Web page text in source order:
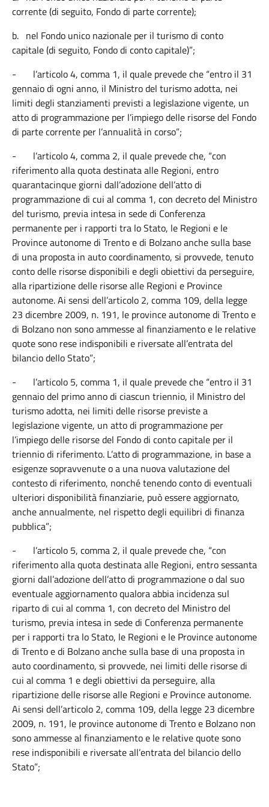
corrente (di seguito, Fondo di parte corrente);
b. nel Fondo unico nazionale per il turismo di conto
capitale (di seguito, Fondo di conto capitale)”;
- l’articolo 4, comma 1, il quale prevede che “entro il 31
gennaio di ogni anno, il Ministro del turismo adotta, nei
limiti degli stanziamenti previsti a legislazione vigente, un
atto di programmazione per l’impiego delle risorse del Fondo
di parte corrente per l’annualità in corso”;
- l’articolo 4, comma 2, il quale prevede che, “con
riferimento alla quota destinata alle Regioni, entro
quarantacinque giorni dall’adozione dell’atto di
programmazione di cui al comma 1, con decreto del Ministro
del turismo, previa intesa in sede di Conferenza
permanente per i rapporti tra lo Stato, le Regioni e le
Province autonome di Trento e di Bolzano anche sulla base
di una proposta in auto coordinamento, si provvede, tenuto
conto delle risorse disponibili e degli obiettivi da perseguire,
alla ripartizione delle risorse alle Regioni e Province
autonome. Ai sensi dell’articolo 2, comma 109, della legge
23 dicembre 2009, n. 191, le province autonome di Trento e
di Bolzano non sono ammesse al finanziamento e le relative
quote sono rese indisponibili e riversate all’entrata del
bilancio dello Stato”;
- l’articolo 5, comma 1, il quale prevede che “entro il 31
gennaio del primo anno di ciascun triennio, il Ministro del
turismo adotta, nei limiti delle risorse previste a
legislazione vigente, un atto di programmazione per
l’impiego delle risorse del Fondo di conto capitale per il
triennio di riferimento. L’atto di programmazione, in base a
esigenze sopravvenute o a una nuova valutazione del
contesto di riferimento, nonché tenendo conto di eventuali
ulteriori disponibilità finanziarie, può essere aggiornato,
anche annualmente, nel rispetto degli equilibri di finanza
pubblica”;
- l’articolo 5, comma 2, il quale prevede che, “con
riferimento alla quota destinata alle Regioni, entro sessanta
giorni dall’adozione dell’atto di programmazione o dal suo
eventuale aggiornamento qualora abbia incidenza sul
riparto di cui al comma 1, con decreto del Ministro del
turismo, previa intesa in sede di Conferenza permanente
per i rapporti tra lo Stato, le Regioni e le Province autonome
di Trento e di Bolzano anche sulla base di una proposta in
auto coordinamento, si provvede, nei limiti delle risorse di
cui al comma 1 e degli obiettivi da perseguire, alla
ripartizione delle risorse alle Regioni e Province autonome.
Ai sensi dell’articolo 2, comma 109, della legge 23 dicembre
2009, n. 191, le province autonome di Trento e Bolzano non
sono ammesse al finanziamento e le relative quote sono
rese indisponibili e riversate all’entrata del bilancio dello
Stato”;